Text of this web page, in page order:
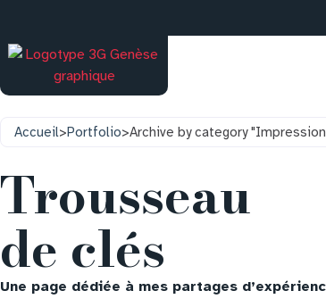
Accueil>Portfolio>Archive by category
Trousseau
de clés
Une page dédiée à mes partages